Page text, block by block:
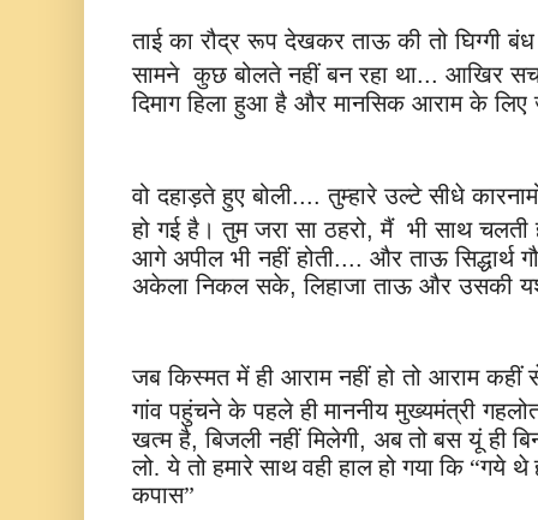
ताई का रौद्र रूप देखकर ताऊ की तो घिग्गी बंध
सामने कुछ बोलते नहीं बन रहा था... आखिर
दिमाग हिला हुआ है और मानसिक आराम के लिए
वो दहाड़ते हुए बोली....तुम्हारे उल्टे सीधे
हो गई है। तुम जरा सा ठहरो,मैं भी साथ चलती
आगे अपील भी नहीं होती.... और ताऊ सिद्धार्थ
अकेला निकल सके,लिहाजा ताऊ और उसकी
जब किस्मत में ही आराम नहीं हो तो आराम कहीं
गांव पहुंचने के पहले हीमाननीय मुख्यमंत्री
खत्म है,बिजली नहीं मिलेगी, अब तो बस यूं ही
लो. ये तो हमारे साथ वही हाल हो गया कि “गये थे
कपास”